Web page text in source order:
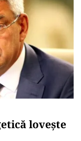
lovește